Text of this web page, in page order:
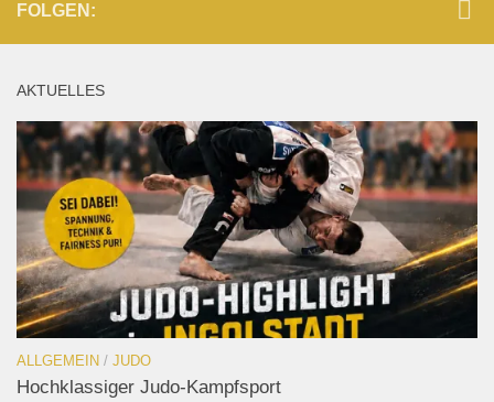
FOLGEN:
AKTUELLES
ALLGEMEIN / JUDO
Hochklassiger Judo-Kampfsport